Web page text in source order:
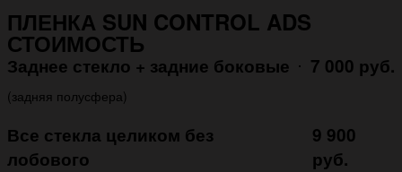
ПЛЕНКА SUN CONTROL ADS
СТОИМОСТЬ
Заднее стекло + задние боковые 7 000 руб.
(задняя полусфера)
Все стекла целиком без
лобового
9 900
руб.